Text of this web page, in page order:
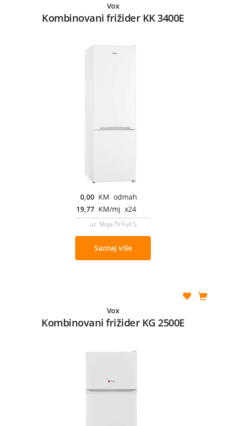
Vox
Kombinovani frižider KK 3400E
0,00 KM odmah
19,77 KM/mj x24
uz Moja TV Full S
Saznaj više
Vox
Kombinovani frižider KG 2500E